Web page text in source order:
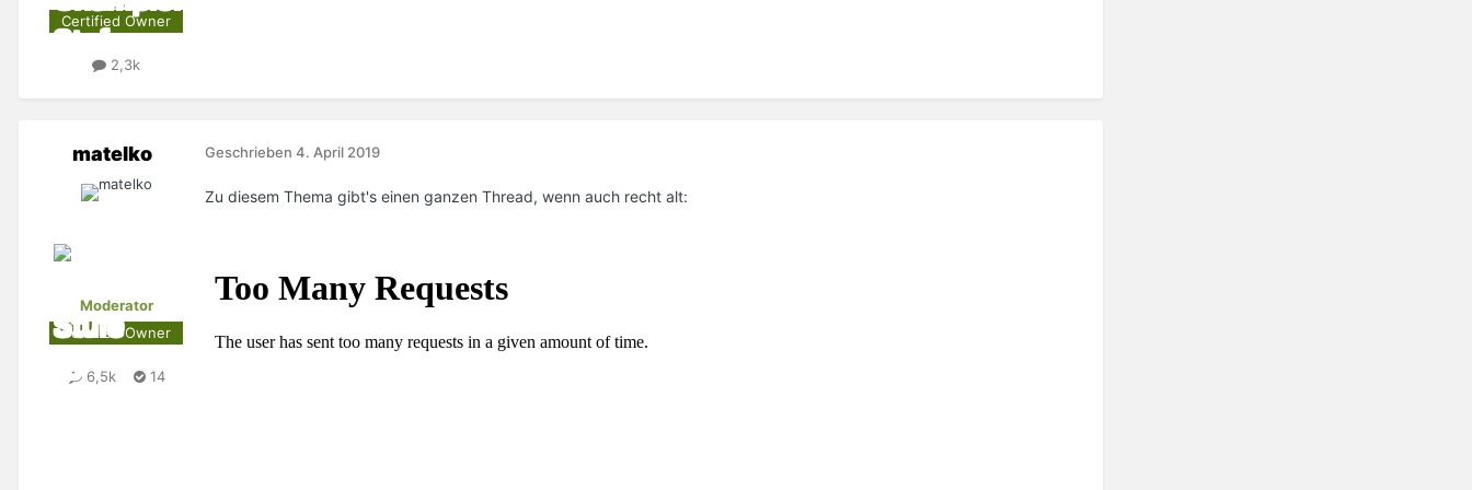
Certified Owner
2,3k
matelko
Moderator
Certified Owner
6,5k 14
Geschrieben 4. April 2019
Zu diesem Thema gibt's einen ganzen Thread, wenn auch recht alt: